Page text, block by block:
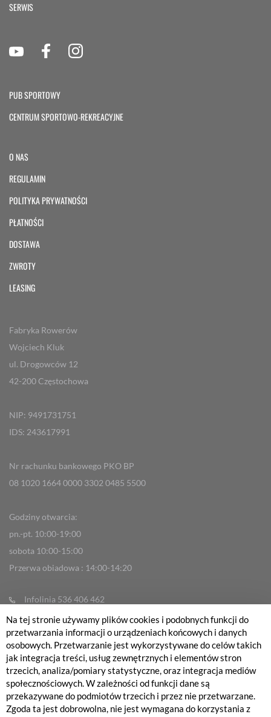
SERWIS
PUB SPORTOWY
CENTRUM SPORTOWO-REKREACYJNE
O NAS
REGULAMIN
POLITYKA PRYWATNOŚCI
PŁATNOŚCI
DOSTAWA
ZWROTY
LEASING
Fabryka Rowerów
Wojciech Kluk
ul. Drogowców 12
42-200 Częstochowa
NIP: 9491731751
IDS: 243617991
Nr rachunku bankowego PKO BP
08 1020 1664 0000 3302 0485 5500
Godziny otwarcia:
pn.-pt. 10:00-19:00
sobota 10:00-15:00
Przerwa obiadowa : 14:00-14:20
Infolinia 536 406 462
info@fabrykarowerow.com
Reklamacje
sklep@fabrykarowerow.com
Serwis 505 700 393
serwis@fabrykarowerow.com
Bikefitting 451 159 109
Na tej stronie używamy plików cookies i podobnych funkcji do
przetwarzania informacji o urządzeniach końcowych i danych
osobowych. Przetwarzanie jest wykorzystywane do celów takich
jak integracja treści, usług zewnętrznych i elementów stron
trzecich, analiza/pomiary statystyczne, oraz integracja mediów
społecznościowych. W zależności od funkcji dane są
przekazywane do podmiotów trzecich i przez nie przetwarzane.
Zgoda ta jest dobrowolna, nie jest wymagana do korzystania z